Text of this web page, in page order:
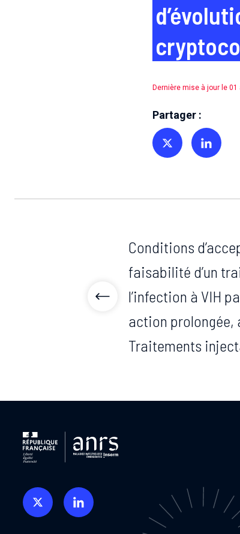
Dernière mise à jour le 01
Partager :
Partager sur Twitter
Partager
Conditions
faisabilité d’un
l’infection à VIH
action prolongée,
Traitements